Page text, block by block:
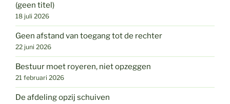
(geen titel)
18 juli 2026
Geen afstand van toegang tot de rechter
22 juni 2026
Bestuur moet royeren, niet opzeggen
21 februari 2026
De afdeling opzij schuiven